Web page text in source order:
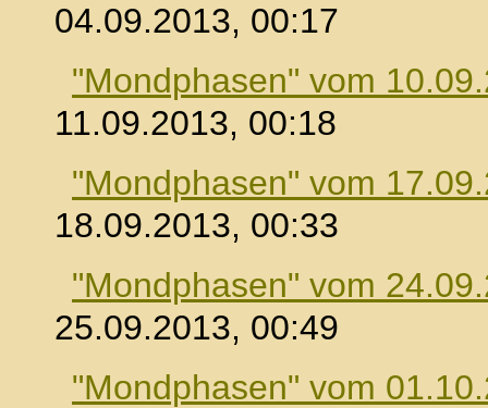
04.09.2013, 00:17
"Mondphasen" vom
11.09.2013, 00:18
"Mondphasen" vom
18.09.2013, 00:33
"Mondphasen" vom
25.09.2013, 00:49
"Mondphasen" vom